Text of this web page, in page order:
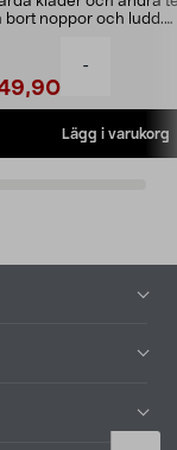
-
bort noppor och ludd.
Lägg i varukorg